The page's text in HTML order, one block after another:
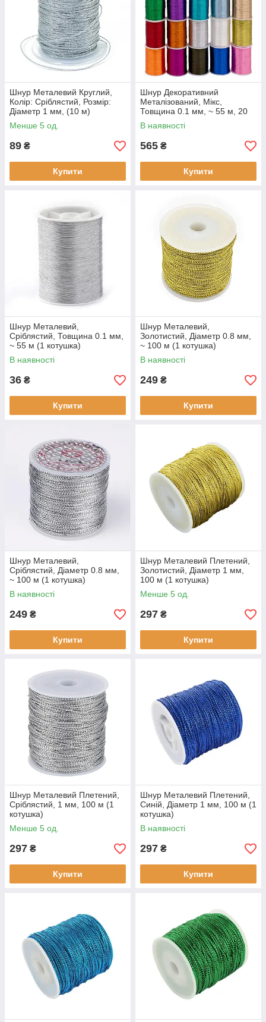
Шнур Металевий Круглий,
Колір: Сріблястий, Розмір:
Діаметр 1 мм, (10 м)
Менше 5 од.
89 ₴
Купити
Шнур Декоративний
Металізований, Мікс,
Товщина 0.1 мм, ~ 55 м, 20
котушок (1 набір)
В наявності
565 ₴
Купити
Шнур Металевий,
Сріблястий, Товщина 0.1 мм,
~ 55 м (1 котушка)
В наявності
36 ₴
Купити
Шнур Металевий,
Золотистий, Діаметр 0.8 мм,
~ 100 м (1 котушка)
В наявності
249 ₴
Купити
Шнур Металевий,
Сріблястий, Діаметр 0.8 мм,
~ 100 м (1 котушка)
В наявності
249 ₴
Купити
Шнур Металевий Плетений,
Золотистий, Діаметр 1 мм,
100 м (1 котушка)
Менше 5 од.
297 ₴
Купити
Шнур Металевий Плетений,
Сріблястий, 1 мм, 100 м (1
котушка)
Менше 5 од.
297 ₴
Купити
Шнур Металевий Плетений,
Синій, Діаметр 1 мм, 100 м (1
котушка)
В наявності
297 ₴
Купити